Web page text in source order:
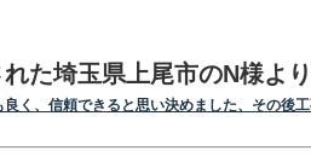
た埼玉県上尾市のN様より
く、信頼できると思い決めました、その後